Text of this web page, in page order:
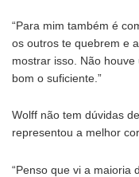
“Para mim também é
os outros te quebrem e
mostrar isso. Não
bom o suficiente.”
Wolff não tem dúvidas
representou a melhor
“Penso que vi a maioria